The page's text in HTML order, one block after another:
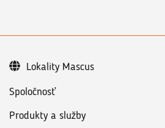
Spoločnosť
Produkty a služby
Lokality Mascus